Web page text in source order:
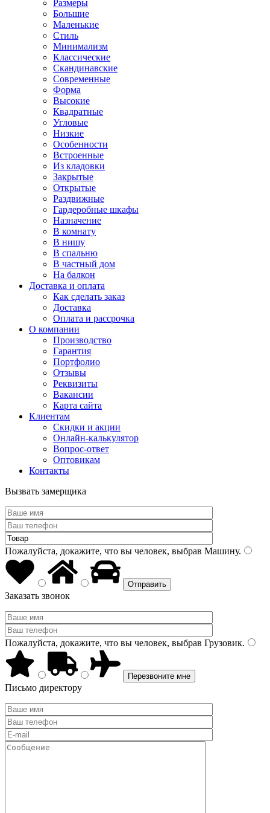
Размеры
Большие
Маленькие
Стиль
Минимализм
Классические
Скандинавские
Современные
Форма
Высокие
Квадратные
Угловые
Низкие
Особенности
Встроенные
Из кладовки
Закрытые
Открытые
Раздвижные
Гардеробные шкафы
Назначение
В комнату
В нишу
В спальню
В частный дом
На балкон
Доставка и оплата
Как сделать заказ
Доставка
Оплата и рассрочка
О компании
Производство
Гарантия
Портфолио
Отзывы
Реквизиты
Вакансии
Карта сайта
Клиентам
Скидки и акции
Онлайн-калькулятор
Вопрос-ответ
Оптовикам
Контакты
Вызвать замерщика
Пожалуйста, докажите, что вы человек, выбрав Машину.
Заказать звонок
Пожалуйста, докажите, что вы человек, выбрав Грузовик.
Письмо директору